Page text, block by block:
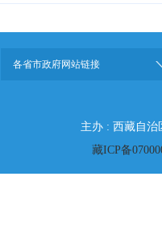
各省市政府网站链接
主办 : 西藏自治
藏ICP备